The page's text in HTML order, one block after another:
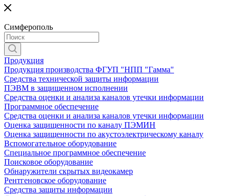
Симферополь
Продукция
Продукция производства ФГУП "НПП "Гамма"
Средства технической защиты информации
ПЭВМ в защищенном исполнении
Средства оценки и анализа каналов утечки информации
Программное обеспечение
Средства оценки и анализа каналов утечки информации
Оценка защищенности по каналу ПЭМИН
Оценка защищенности по акустоэлектрическому каналу
Вспомогательное оборудование
Специальное программное обеспечение
Поисковое оборудование
Обнаружители скрытых видеокамер
Рентгеновское оборудование
Средства защиты информации